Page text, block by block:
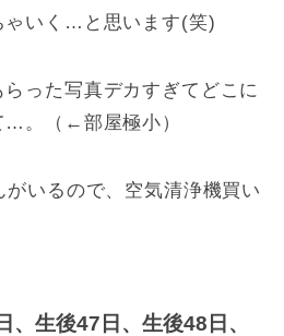
ゃいく…と思います(笑)
った写真デカすぎてどこに
…。（←部屋極小）
がいるので、空気清浄機買い
、生後47日、生後48日、